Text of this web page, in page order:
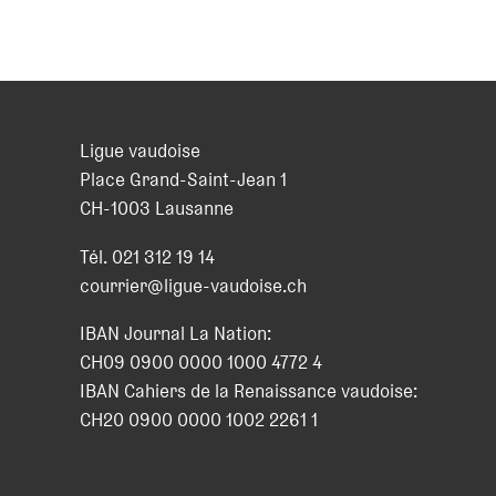
Ligue vaudoise
Place Grand-Saint-Jean 1
CH-1003 Lausanne
Tél.021 312 19 14
courrier@ligue-vaudoise.ch
IBAN Journal La Nation:
CH09 0900 0000 1000 4772 4
IBAN Cahiers de la Renaissance vaudoise:
CH20 0900 0000 1002 2261 1